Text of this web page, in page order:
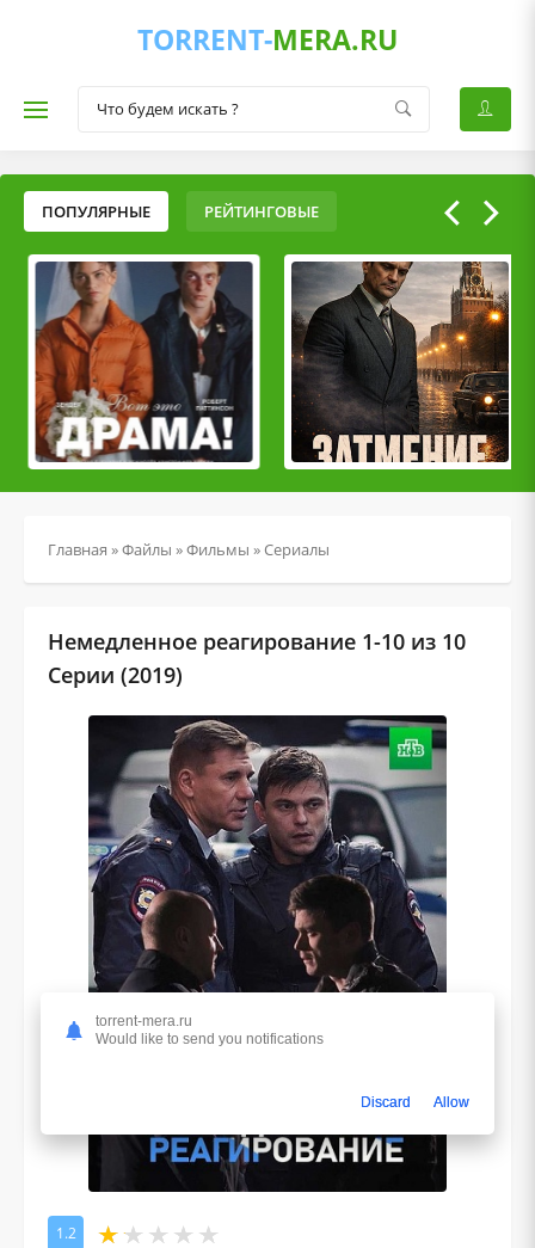
TORRENT-MERA.RU
ПОПУЛЯРНЫЕ РЕЙТИНГОВЫЕ
Главная »Файлы »Фильмы »Сериалы
Немедленное реагирование 1-10 из 10
Серии (2019)
1.2
torrent-mera.ru
Would like to send you notifications
Discard Allow